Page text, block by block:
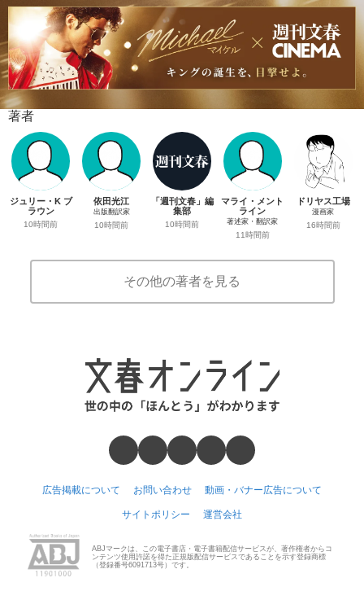
著者
ジュリー・K ブ
ラウン
10時間前
依田光江
出版翻訳家
10時間前
「週刊文春」編
集部
10時間前
マライ・メント
ライン
著述家・翻訳家
11時間前
ドリヤス工場
漫画家
16時間前
その他の著者を見る
広告掲載について お問い合わせ 動画・バナー広告について
サイトポリシー 運営会社
ABJマークは、この電子書店・電子書籍配信サービスが、著作権者からコ
ンテンツ使用許諾を得た正規版配信サービスであることを示す登録商標
（登録番号6091713号）です。